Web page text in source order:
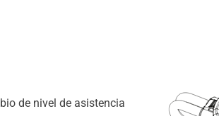
de nivel de asistencia